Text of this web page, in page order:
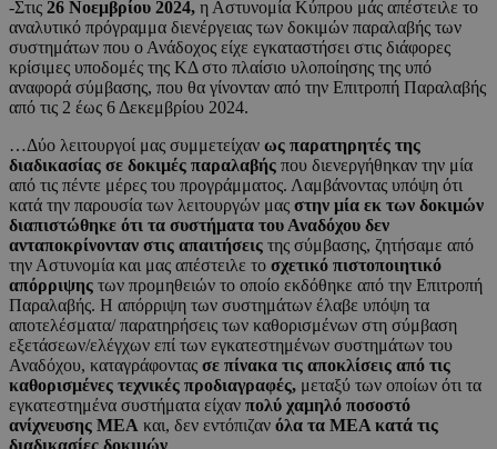
-Στις 26 Νοεμβρίου 2024, η Αστυνομία Κύπρου μάς απέστειλε το
αναλυτικό πρόγραμμα διενέργειας των δοκιμών παραλαβής των
συστημάτων που ο Ανάδοχος είχε εγκαταστήσει στις διάφορες
κρίσιμες υποδομές της ΚΔ στο πλαίσιο υλοποίησης της υπό
αναφορά σύμβασης, που θα γίνονταν από την Επιτροπή Παραλαβής
από τις 2 έως 6 Δεκεμβρίου 2024.
…Δύο λειτουργοί μας συμμετείχαν ως παρατηρητές της
διαδικασίας σε δοκιμές παραλαβής που διενεργήθηκαν την μία
από τις πέντε μέρες του προγράμματος. Λαμβάνοντας υπόψη ότι
κατά την παρουσία των λειτουργών μας στην μία εκ των δοκιμών
διαπιστώθηκε ότι τα συστήματα του Αναδόχου δεν
ανταποκρίνονταν στις απαιτήσεις της σύμβασης, ζητήσαμε από
την Αστυνομία και μας απέστειλε το σχετικό πιστοποιητικό
απόρριψης των προμηθειών το οποίο εκδόθηκε από την Επιτροπή
Παραλαβής. Η απόρριψη των συστημάτων έλαβε υπόψη τα
αποτελέσματα/ παρατηρήσεις των καθορισμένων στη σύμβαση
εξετάσεων/ελέγχων επί των εγκατεστημένων συστημάτων του
Αναδόχου, καταγράφοντας σε πίνακα τις αποκλίσεις από τις
καθορισμένες τεχνικές προδιαγραφές, μεταξύ των οποίων ότι τα
εγκατεστημένα συστήματα είχαν πολύ χαμηλό ποσοστό
ανίχνευσης ΜΕΑ και, δεν εντόπιζαν όλα τα ΜΕΑ κατά τις
διαδικασίες δοκιμών.